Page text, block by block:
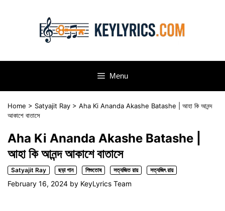
Menu
Home > Satyajit Ray > Aha Ki Ananda Akashe Batashe | আহা কি আনন্দ
আকাশে বাতাসে
Aha Ki Ananda Akashe Batashe |
আহা কি আনন্দ আকাশে বাতাসে
Satyajit Ray ছড়া গান শিশুতোষ সত্যজিত রায় সত্যজিৎ রায়
February 16, 2024 by KeyLyrics Team